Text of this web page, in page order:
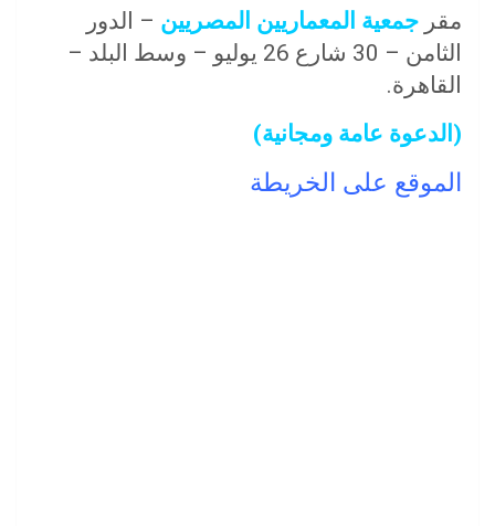
مقر جمعية المعماريين المصريين – الدور
الثامن – 30 شارع 26 يوليو – وسط البلد –
القاهرة.
(الدعوة عامة ومجانية)
الموقع على الخريطة